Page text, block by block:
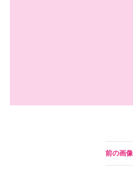
前の画像